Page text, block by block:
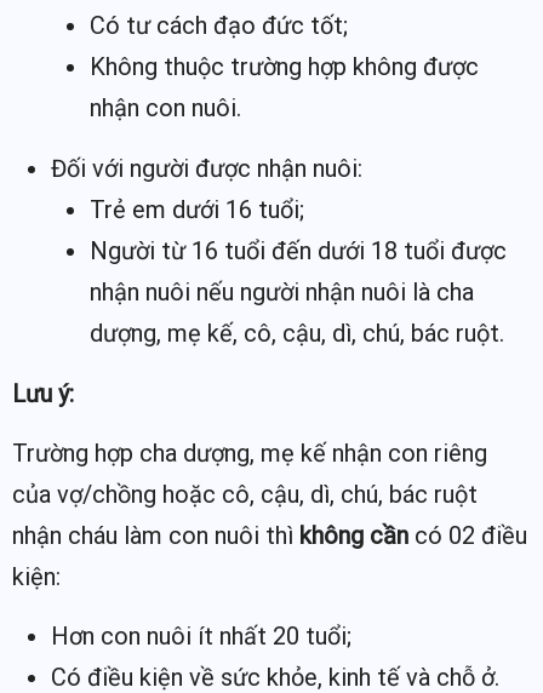
Có tư cách đạo đức tốt;
Không thuộc trường hợp không được
nhận con nuôi.
Đối với người được nhận nuôi:
Trẻ em dưới 16 tuổi;
Người từ 16 tuổi đến dưới 18 tuổi được
nhận nuôi nếu người nhận nuôi là cha
dượng, mẹ kế, cô, cậu, dì, chú, bác ruột.
Lưu ý:
Trường hợp cha dượng, mẹ kế nhận con riêng
của vợ/chồng hoặc cô, cậu, dì, chú, bác ruột
nhận cháu làm con nuôi thì không cần có 02 điều
kiện:
Hơn con nuôi ít nhất 20 tuổi;
Có điều kiện về sức khỏe, kinh tế và chỗ ở.